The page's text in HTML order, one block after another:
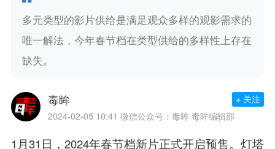
多元类型的影片供给是满足观众多样的观影需求的
唯一解法，今年春节档在类型供给的多样性上存在
缺失。
毒眸
2024-02-05 10:41 微信公众号：毒眸 毒眸编辑部
+ 关注
1月31日，2024年春节档新片正式开启预售。灯塔